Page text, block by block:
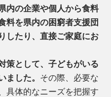
内の企業や個人から食料
料を県内の困窮者支援団
したり、直接ご家庭にお
策として、子どもがいる
ました。 その際、必要な
具体的なニーズを把握す